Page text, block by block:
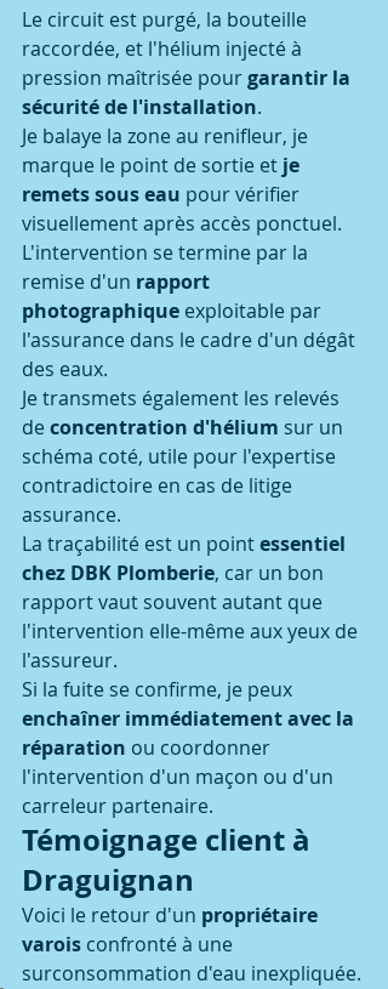
Le circuit est purgé, la bouteille
raccordée, et l'hélium injecté à
pression maîtrisée pour garantir la
sécurité de l'installation.
Je balaye la zone au renifleur, je
marque le point de sortie et je
remets sous eau pour vérifier
visuellement après accès ponctuel.
L'intervention se termine par la
remise d'un rapport
photographique exploitable par
l'assurance dans le cadre d'un dégât
des eaux.
Je transmets également les relevés
de concentration d'hélium sur un
schéma coté, utile pour l'expertise
contradictoire en cas de litige
assurance.
La traçabilité est un point essentiel
chez DBK Plomberie, car un bon
rapport vaut souvent autant que
l'intervention elle-même aux yeux de
l'assureur.
Si la fuite se confirme, je peux
enchaîner immédiatement avec la
réparation ou coordonner
l'intervention d'un maçon ou d'un
carreleur partenaire.
Témoignage client à
Draguignan
Voici le retour d'un propriétaire
varois confronté à une
surconsommation d'eau inexpliquée.